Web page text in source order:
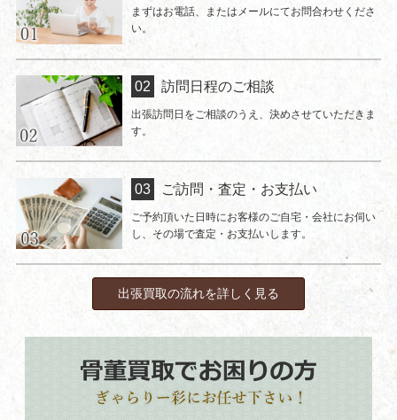
まずはお電話、またはメールにてお問合わせくださ
い。
訪問日程のご相談
出張訪問日をご相談のうえ、決めさせていただきま
す。
ご訪問・査定・お支払い
ご予約頂いた日時にお客様のご自宅・会社にお伺い
し、その場で査定・お支払いします。
出張買取の流れを詳しく見る